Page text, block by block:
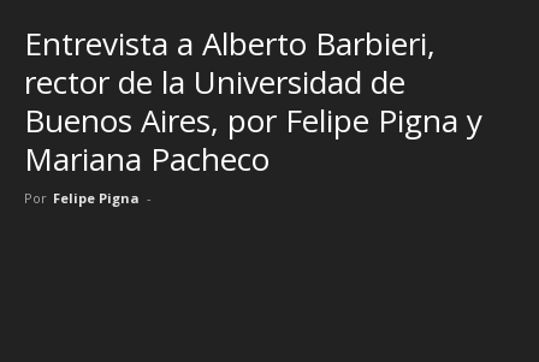
Entrevista a Alberto Barbieri,
rector de la Universidad de
Buenos Aires, por Felipe Pigna y
Mariana Pacheco
Por Felipe Pigna -